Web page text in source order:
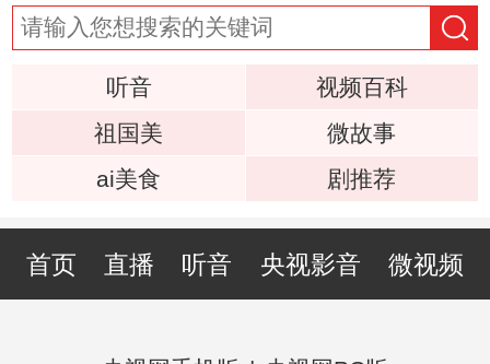
听音
视频百科
祖国美
微故事
ai美食
剧推荐
首页 直播 听音 央视影音 微视频